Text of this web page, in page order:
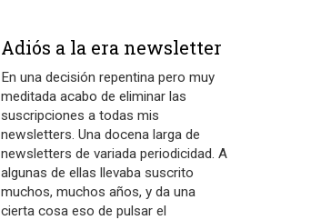
Adiós a la era newsletter
En una decisión repentina pero muy
meditada acabo de eliminar las
suscripciones a todas mis
newsletters. Una docena larga de
newsletters de variada periodicidad. A
algunas de ellas llevaba suscrito
muchos, muchos años, y da una
cierta cosa eso de pulsar el